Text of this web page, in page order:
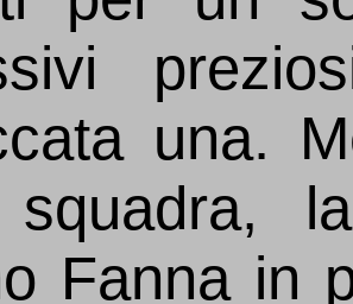
una.
squadra,
Fanna in